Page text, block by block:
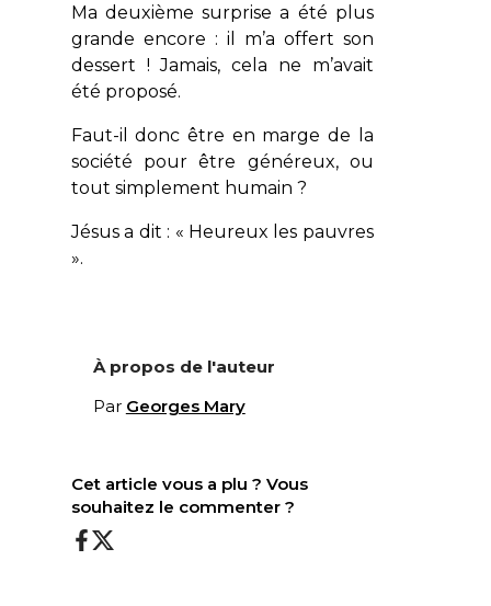
Ma deuxième surprise a été plus
grande encore : il m’a offert son
dessert ! Jamais, cela ne m’avait
été proposé.
Faut-il donc être en marge de la
société pour être généreux, ou
tout simplement humain ?
Jésus a dit : « Heureux les pauvres
».
À propos de l'auteur
Par Georges Mary
Cet article vous a plu ? Vous
souhaitez le commenter ?